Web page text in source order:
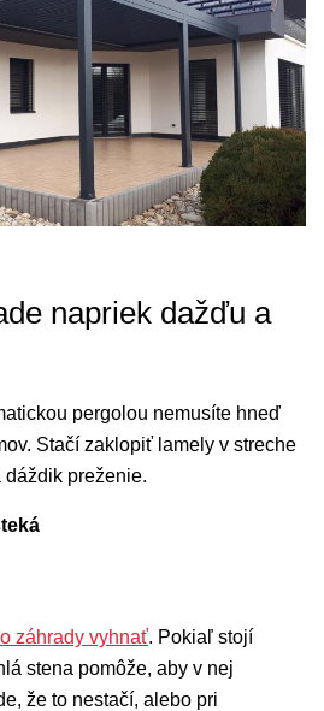
napriek dažďu a
pergolou nemusíte hneď
Stačí zaklopiť lamely v streche
preženie.
záhrady vyhnať. Pokiaľ stojí
stena pomôže, aby v nej
že to nestačí, alebo pri